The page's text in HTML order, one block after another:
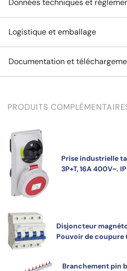
Données techniques et
Logistique et emballage
Documentation et
PRODUITS
Prise industrielle
3P+T, 16A 400V~.
Disjoncteur
Pouvoir de coupure
Branchement pin